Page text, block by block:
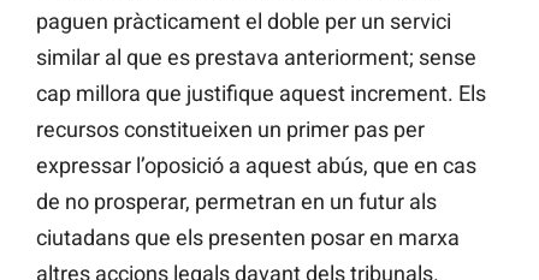
paguen pràcticament el doble per un servici
similar al que es prestava anteriorment; sense
cap millora que justifique aquest increment. Els
recursos constitueixen un primer pas per
expressar l’oposició a aquest abús, que en cas
de no prosperar, permetran en un futur als
ciutadans que els presenten posar en marxa
altres accions legals davant dels tribunals.